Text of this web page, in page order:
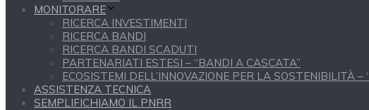
MONITORARE
RICERCA INVESTIMENTI
RICERCA BANDI
RICERCA BANDI SCADUTI
PARTENARIATI ESTESI – “BANDI A CASCATA”
ECOSISTEMI DELL’INNOVAZIONE PER LA SOSTENIBILITÀ –
ASSISTENZA TECNICA
SEMPLIFICHIAMO IL PNRR